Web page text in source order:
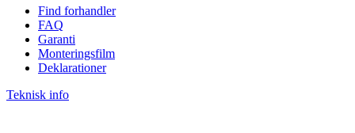
Find forhandler
FAQ
Garanti
Monteringsfilm
Deklarationer
Teknisk info